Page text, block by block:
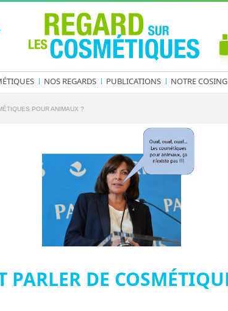
NOS REGARDS PUBLICATIONS NOTRE COSING
POUR ANIMAUX ?
PARLER DE